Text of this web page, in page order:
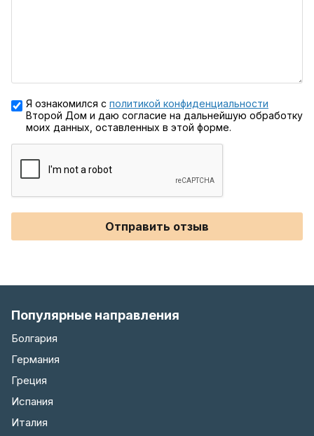
Я ознакомился с политикой конфиденциальности
Второй Дом и даю согласие на дальнейшую обработку
моих данных, оставленных в этой форме.
Отправить отзыв
Популярные направления
Болгария
Германия
Греция
Испания
Италия